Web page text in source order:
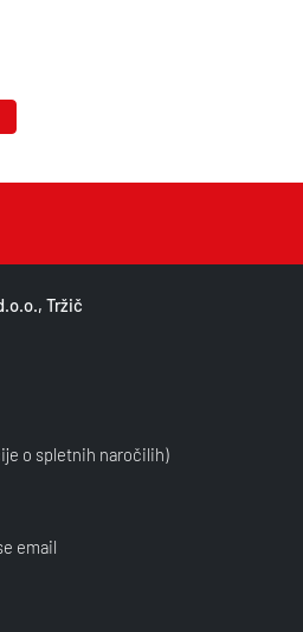
Tržič
o spletnih naročilih)
email